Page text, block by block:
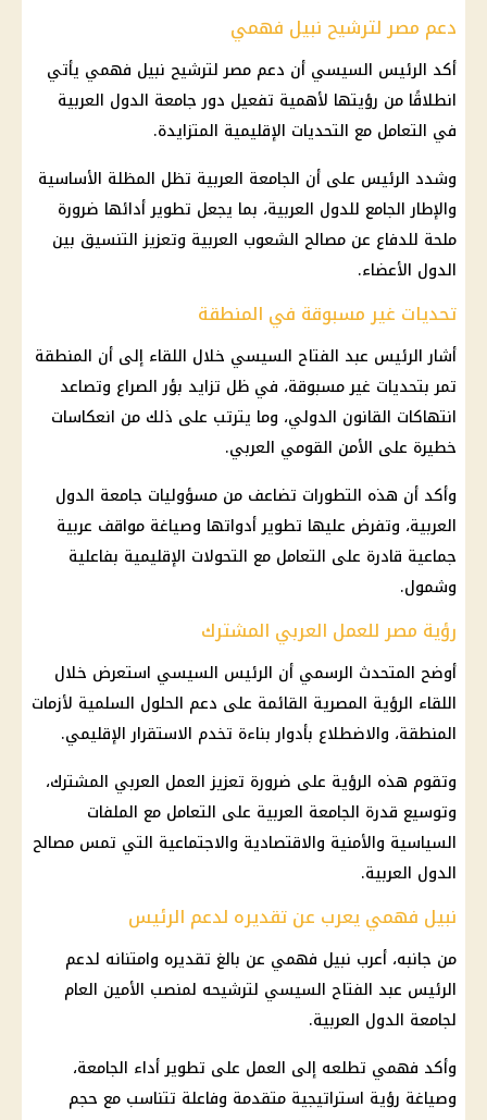
دعم مصر لترشيح نبيل فهمي
أكد الرئيس السيسي أن دعم مصر لترشيح نبيل فهمي يأتي
انطلاقًا من رؤيتها لأهمية تفعيل دور جامعة الدول العربية
في التعامل مع التحديات الإقليمية المتزايدة.
وشدد الرئيس على أن الجامعة العربية تظل المظلة الأساسية
والإطار الجامع للدول العربية، بما يجعل تطوير أدائها ضرورة
ملحة للدفاع عن مصالح الشعوب العربية وتعزيز التنسيق بين
الدول الأعضاء.
تحديات غير مسبوقة في المنطقة
أشار الرئيس عبد الفتاح السيسي خلال اللقاء إلى أن المنطقة
تمر بتحديات غير مسبوقة، في ظل تزايد بؤر الصراع وتصاعد
انتهاكات القانون الدولي، وما يترتب على ذلك من انعكاسات
خطيرة على الأمن القومي العربي.
وأكد أن هذه التطورات تضاعف من مسؤوليات جامعة الدول
العربية، وتفرض عليها تطوير أدواتها وصياغة مواقف عربية
جماعية قادرة على التعامل مع التحولات الإقليمية بفاعلية
وشمول.
رؤية مصر للعمل العربي المشترك
أوضح المتحدث الرسمي أن الرئيس السيسي استعرض خلال
اللقاء الرؤية المصرية القائمة على دعم الحلول السلمية لأزمات
المنطقة، والاضطلاع بأدوار بناءة تخدم الاستقرار الإقليمي.
وتقوم هذه الرؤية على ضرورة تعزيز العمل العربي المشترك،
وتوسيع قدرة الجامعة العربية على التعامل مع الملفات
السياسية والأمنية والاقتصادية والاجتماعية التي تمس مصالح
الدول العربية.
نبيل فهمي يعرب عن تقديره لدعم الرئيس
من جانبه، أعرب نبيل فهمي عن بالغ تقديره وامتنانه لدعم
الرئيس عبد الفتاح السيسي لترشيحه لمنصب الأمين العام
لجامعة الدول العربية.
وأكد فهمي تطلعه إلى العمل على تطوير أداء الجامعة،
وصياغة رؤية استراتيجية متقدمة وفاعلة تتناسب مع حجم